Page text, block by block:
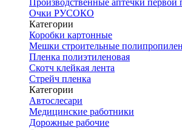
Производственные аптечки
Очки РУСОКО
Категории
Коробки картонные
Мешки строительные
Пленка полиэтиленовая
Скотч клейкая лента
Стрейч пленка
Категории
Автослесари
Медицинские работники
Дорожные рабочие